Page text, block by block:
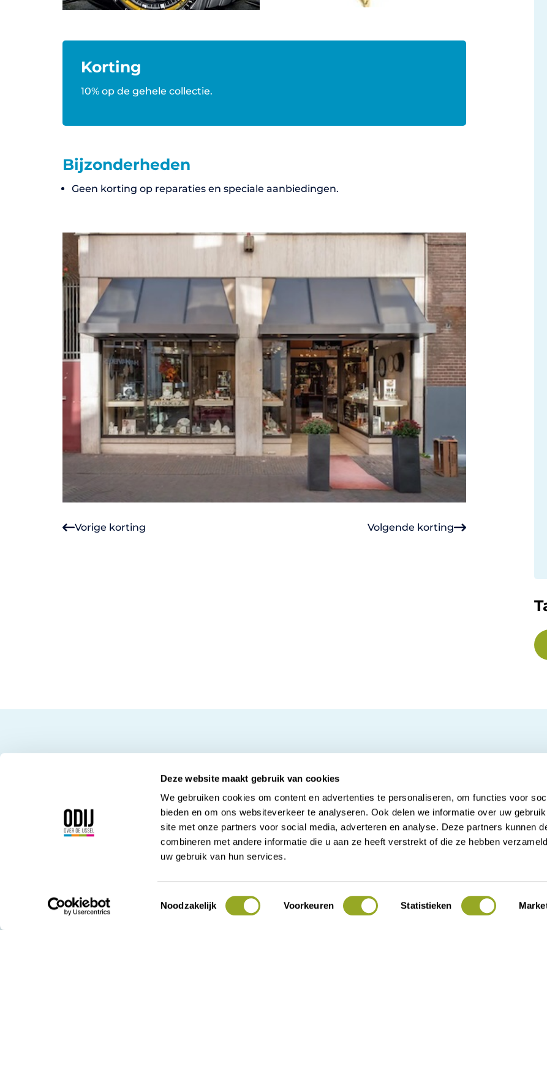
Deze website maakt gebruik van cookies
We gebruiken cookies om content en advertenties te personaliseren, om functies voor
bieden en om ons websiteverkeer te analyseren. Ook delen we informatie over uw
site met onze partners voor social media, adverteren en analyse. Deze partners kunnen
combineren met andere informatie die u aan ze heeft verstrekt of die ze hebben
uw gebruik van hun services.
Toestemmingsselectie
Noodzakelijk Voorkeuren Statistieken
Korting
10% op de gehele collectie.
Bijzonderheden
Geen korting op reparaties en speciale aanbiedingen.
Vorige korting Volgende korting
Korte Kamperstraat 16
8011 MP Zwolle
038 - 42 23 000
Contact
Actueel
Voor ondernemers